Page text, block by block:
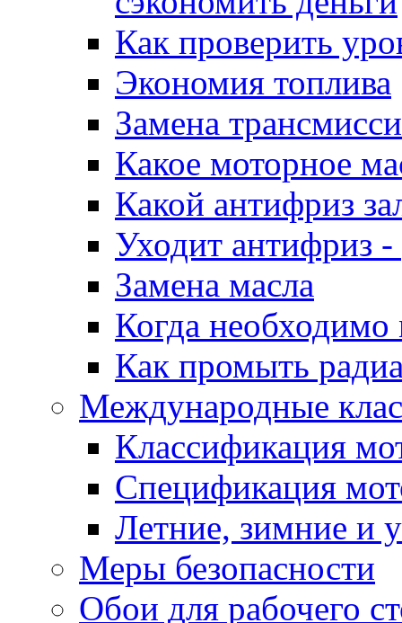
Как проверить
Экономия топлива
Замена
Какое моторное
Какой антифриз
Уходит антифриз
Замена масла
Когда
Как промыть
Международные
Классификация
Спецификация
Летние, зимние и
Меры безопасности
Обои для рабочего